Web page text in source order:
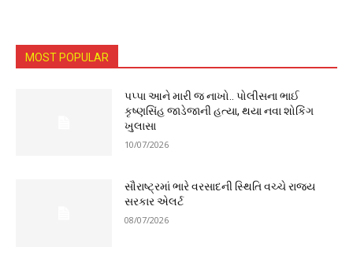
MOST POPULAR
પપ્પા આને મારી જ નાખો.. પોલીસના ભાઈ
કૃષ્ણસિંહ જાડેજાની હત્યા, થયા નવા શોકિંગ
ખુલાસા
10/07/2026
સૌરાષ્ટ્રમાં ભારે વરસાદની સ્થિતિ વચ્ચે રાજ્ય
સરકાર એલર્ટ
08/07/2026